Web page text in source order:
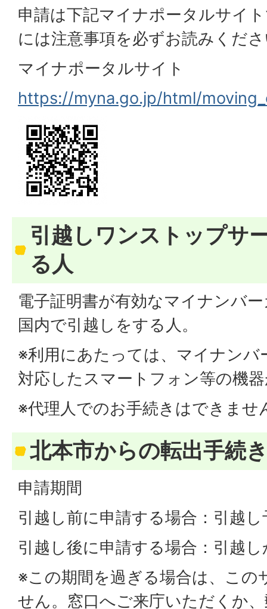
申請は下記マイナポータルサイ
には注意事項を必ずお読みくだ
マイナポータルサイト
https://myna.go.jp/html/
引越しワンストップサ
る人
電子証明書が有効なマイナンバ
国内で引越しをする人。
※利用にあたっては、マイナンバ
対応したスマートフォン等の機
※代理人でのお手続きはできませ
北本市からの転出手続
申請期間
引越し前に申請する場合：引越
引越し後に申請する場合：引越
※この期間を過ぎる場合は、この
せん。窓口へご来庁いただくか